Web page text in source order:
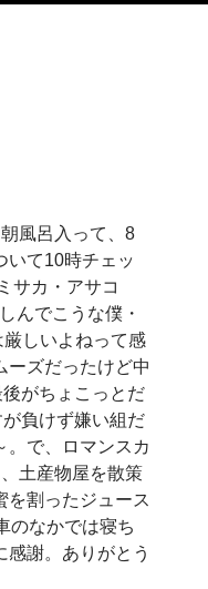
風呂入って、8
いて10時チェッ
サカ・アサコ
んでこうな僕・
しいよねって感
ーズだったけど中
がちょこっとだ
負けず嫌い組だ
。で、ロマンスカ
土産物屋を散策
を割ったジュース
のなかでは寝ち
謝。ありがとう